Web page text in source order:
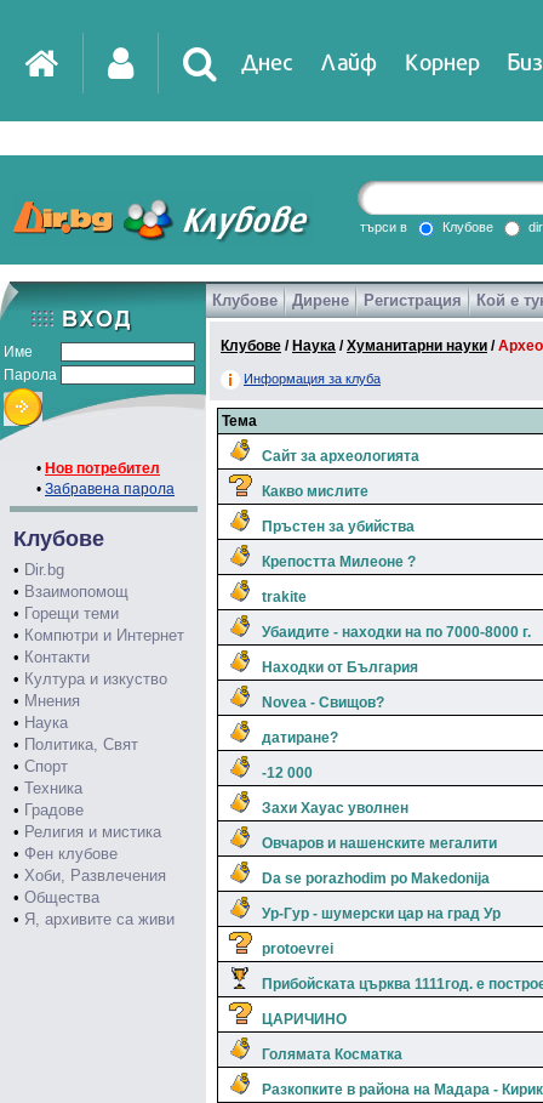
Днес Лайф Корнер
DirTV Impressio
Games
търси в Клубове
Име
Парола
• Нов потребител
• Забравена парола
Клубове
• Dir.bg
• Взаимопомощ
• Горещи теми
• Компютри и Интернет
• Контакти
• Култура и изкуство
• Мнения
• Наука
• Политика, Свят
• Спорт
• Техника
• Градове
• Религия и мистика
• Фен клубове
• Хоби, Развлечения
• Общества
• Я, архивите са живи
Клубове Дирене Регистрация Кой е
Клубове / Наука /Хуманитарни науки /
Информация за клуба
Тема
Сайт за археологията
Какво мислите
Пръстен за убийства
Крепостта Милеоне ?
trakite
Убаидите - находки на по 7000-8000 г.
Находки от България
Novea - Свищов?
датиране?
-12 000
Захи Хауас уволнен
Овчаров и нашенските мегалити
Da se porazhodim po Makedonija
Ур-Гур - шумерски цар на град Ур
protoevrei
Прибойската църква 1111год. е
ЦАРИЧИНО
Голямата Косматка
Разкопките в района на Мадара -